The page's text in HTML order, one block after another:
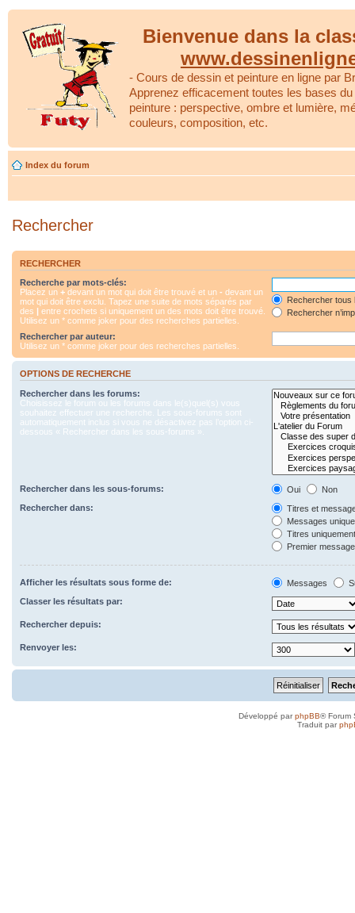
Bienvenue dans la
- Cours de dessin et peinture en ligne par
Apprenez efficacement toutes les bases
peinture : perspective, ombre et lumière,
couleurs, composition, etc.
Index du forum
Rechercher
RECHERCHER
Recherche par mots-clés:
Placez un + devant un mot qui doit être trouvé et un - devant un
mot qui doit être exclu. Tapez une suite de mots séparés par
des | entre crochets si uniquement un des mots doit être trouvé.
Utilisez un * comme joker pour des recherches partielles.
Rechercher tous
Rechercher
Rechercher par auteur:
Utilisez un * comme joker pour des recherches partielles.
OPTIONS DE RECHERCHE
Rechercher dans les forums:
Choisissez le forum ou les forums dans le(s)quel(s) vous
souhaitez effectuer une recherche. Les sous-forums sont
automatiquement inclus si vous ne désactivez pas l’option ci-
dessous « Rechercher dans les sous-forums ».
Rechercher dans les sous-forums: Oui
Non
Rechercher dans:
Titres et
Messages
Titres
Premier
Afficher les résultats sous forme de: Messages
Classer les résultats par:
Rechercher depuis:
Renvoyer les:
Développé parphpBB® Forum
Traduit par